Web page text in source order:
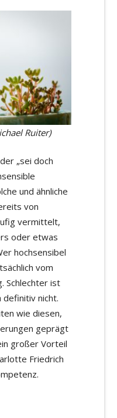
Ruiter)
„sei doch
und ähnliche
von
vermittelt,
oder etwas
hochsensibel
vom
Schlechter ist
definitiv nicht.
wie diesen,
geprägt
großer Vorteil
Friedrich